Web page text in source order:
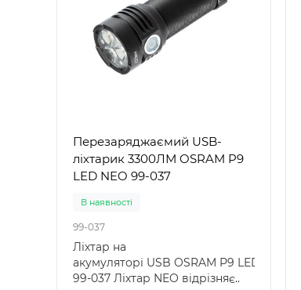
Перезаряджаємий USB-
ліхтарик 3300ЛМ OSRAM P9
LED NEO 99-037
В наявності
99-037
Ліхтар на
акумуляторі USB OSRAM P9 LED, NEO,
99-037 Ліхтар NEO відрізняє..